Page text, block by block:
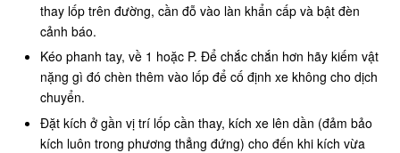
thay lốp trên đường, cần đỗ vào làn khẩn cấp và bật đèn
cảnh báo.
Kéo phanh tay, về 1 hoặc P. Để chắc chắn hơn hãy kiếm vật
nặng gì đó chèn thêm vào lốp để cố định xe không cho dịch
chuyển.
Đặt kích ở gần vị trí lốp cần thay, kích xe lên dần (đảm bảo
kích luôn trong phương thẳng đứng) cho đến khi kích vừa